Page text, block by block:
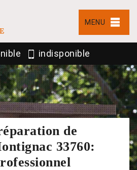
MENU
indisponible
de
33760: